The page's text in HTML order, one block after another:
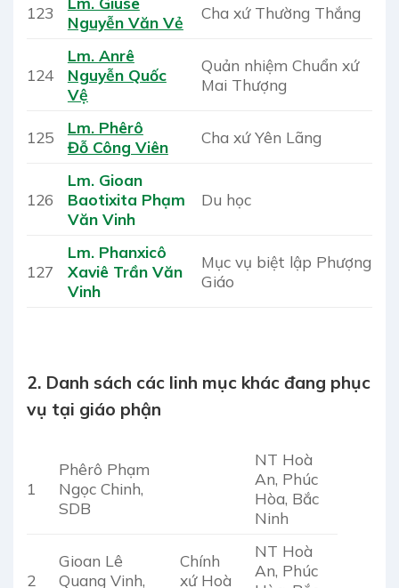
123
Nguyễn Văn Vẻ
Cha xứ Thường Thắng
124
Lm. Anrê
Nguyễn Quốc
Vệ
Quản nhiệm Chuẩn xứ
Mai Thượng
125
Lm. Phêrô
Đỗ Công Viên
Cha xứ Yên Lãng
126
Lm. Gioan
Baotixita Phạm
Văn Vinh
Du học
127
Lm. Phanxicô
Xaviê Trần Văn
Vinh
Mục vụ biệt lập Phượng
Giáo
2. Danh sách các linh mục khác đang phục
vụ tại giáo phận
1
Phêrô Phạm
Ngọc Chinh,
SDB
NT Hoà
An, Phúc
Hòa, Bắc
Ninh
2
Gioan Lê
Quang Vinh,
Chính
xứ Hoà
NT Hoà
An, Phúc